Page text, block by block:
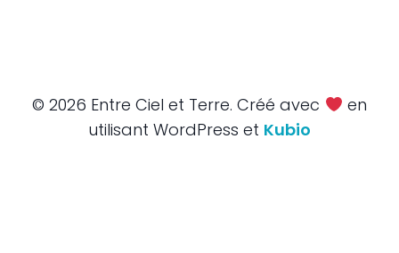
© 2026 Entre Ciel et Terre. Créé avec
en
utilisant WordPress et Kubio